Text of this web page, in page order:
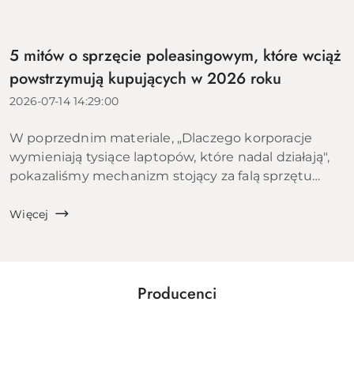
5 mitów o sprzęcie poleasingowym, które wciąż
powstrzymują kupujących w 2026 roku
2026-07-14 14:29:00
W poprzednim materiale, „Dlaczego korporacje
wymieniają tysiące laptopów, które nadal działają",
pokazaliśmy mechanizm stojący za falą sprzętu
polityki IT dużych organizacji i ekon...
Więcej
Pomiń karuzelę producentów
Producenci